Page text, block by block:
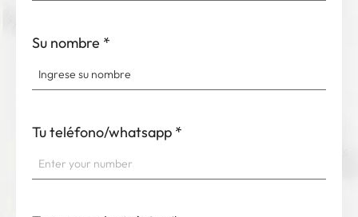
Su nombre *
Tu teléfono/whatsapp *